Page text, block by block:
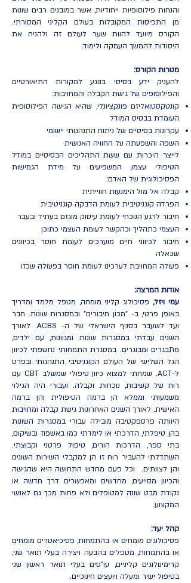
והנחות פילוסופיות ייחודיות, אשר במובנים רבים שונות
מן התפיסות המקובלות בעולם הקליני המסורתי.
הקורס מיועד להוות שער לעולם זה ולהניח את
היסודות להמשך העמקה ולימוד.
מטרות הקורס:
להעניק ידע בסיסי בנוגע למקורות התיאורטיים
והפילוסופים של גישת הקבלה והמחויבות:
קונטקסטואליזם פונקציונלי, שהיא הגישה הפילוסופית
העומדת בבסיס המודל
עקרונות בסיסיים של ניתוח התנהגותי יישומי
השפה והשפעתה על החוויה האנושית
לייצר היכרות עם ששת התהליכים הבסיסיים במודל
הטיפולי עצמו, המשפיעים על מידת הגמישות
הפסיכולוגית של האדם:
קבלה אל מול הימנעות חווייתית
הפרדה קוגניטיבית לעומת הדבקה קוגניטיבית
חיבור לרגע הנוכחי לעומת עיסוק מוגזם בעתיד ובעבר
העצמי כתהליך וכהקשר לעומת העצמי כתוכן
חיבור לכיווני חיים מוערכים לעומת חוסר בכיוונים
שכאלה
פעולה המחויבת לערכינו לעומת חוסר בפעולה שכזו
אודות המרצה:
עמי ויזל, פסיכולוג קליני מומחה, מטפל מלמד ומדריך
באופן פרטי, ב- "מכון חיבורים" ובמסגרות שונות. חבר
ועד לשעבר בסניף הישראלי של ה- ACBS. לאורך
השנים עבדתי במסגרות שונות ומגוונות, עם ילדים,
מתבגרים ומבוגרים. במסגרת התמחותי נחשפתי לכיוון
הגל השלישי של העולם הקוגניטיבי התנהגותי ובפרט
ל-ACT. שמחתי למצוא כיוון טיפולי שמשלב CBT עם
רוח של קשיבות, נוכחות וקבלה. ועבורי היה הגילוי
משמעותי וממלא הן ברמה הטיפולית והן ברמה
האישית. לאורך השנים האחרונות גישת קבלה ומחויבות
היוותה פרספקטיבה מובילה עבורי במסגרות השונות
בהן טיפלתי, הדרכתי או לימדתי כמו באשפוז ובשיקום,
בתי ספר, הדרכות הורים, טיפול פרטני וקבוצתי.
השתדלתי להעביר רוח זו הן למקבלי השירות השונים
והן לצוותים. וכל פעם מחדש התחושה היא שהגישה
והכיוון מסייעים, מחדשים ומאפשרים דרך חדשה או
נקודת מבט שונה למטופלים ולא פחות מכך גם לאנשי
המקצוע.
קהל יעד:
פסיכולוגים מומחים או בהתמחות, פסיכיאטרים מומחים
או בהתמחות, מטפלים בהבעה ויצירה בעלי תואר שני,
קרימינולוגים קליניים, עו"סים בעלי תואר ראשון שני
בטיפול ישיר ומעלה ויועצים חינוכיים.